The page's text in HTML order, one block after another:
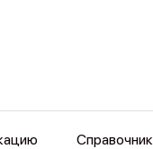
Справочник